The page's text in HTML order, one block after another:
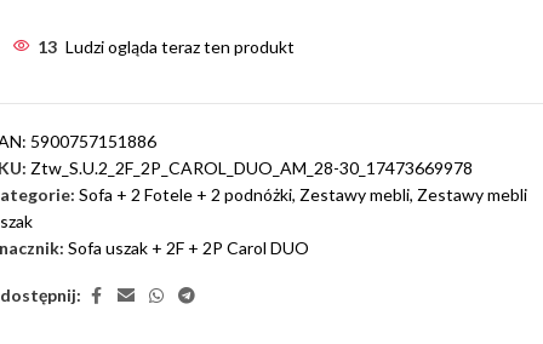
13 Ludzi ogląda teraz ten produkt
5900757151886
Ztw_S.U.2_2F_2P_CAROL_DUO_AM_28-30_17473669978
Sofa + 2 Fotele + 2 podnóżki, Zestawy mebli, Zestawy mebli
Sofa uszak + 2F + 2P Carol DUO